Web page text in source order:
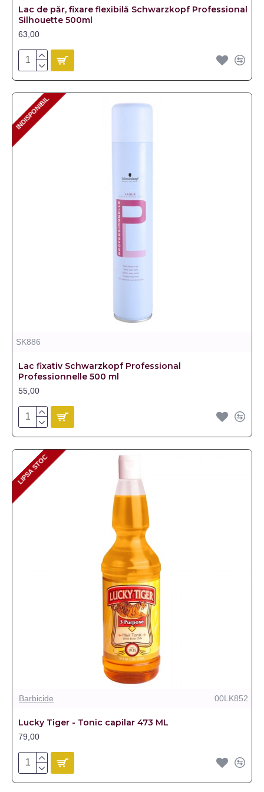
Lac de păr, fixare flexibilă Schwarzkopf Professional
Silhouette 500ml
63,00
INDISPONIBIL
INDISPONIBIL
SK886
Lac fixativ Schwarzkopf Professional
Professionnelle 500 ml
55,00
LIPSA STOC
LIPSA STOC
Barbicide 00LK852
Lucky Tiger - Tonic capilar 473 ML
79,00